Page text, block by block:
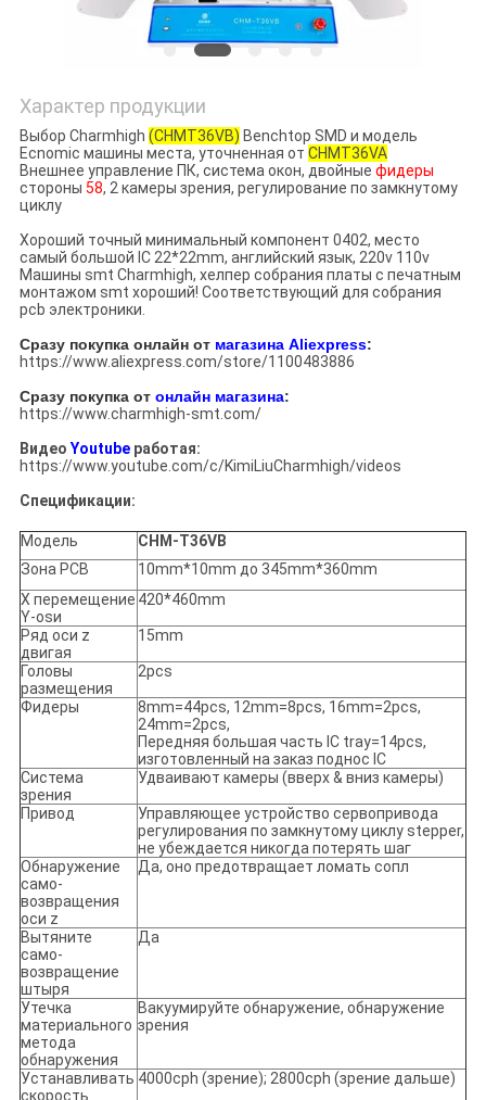
Характер продукции
Выбор Charmhigh (CHMT36VB) Benchtop SMD и модель
Ecnomic машины места, уточненная от CHMT36VA
Внешнее управление ПК, система окон, двойные фидеры
стороны 58, 2 камеры зрения, регулирование по замкнутому
циклу
Хороший точный минимальный компонент 0402, место
самый большой IC 22*22mm, английский язык, 220v 110v
Машины smt Charmhigh, хелпер собрания платы с печатным
монтажом smt хороший! Соответствующий для собрания
pcb электроники.
Сразу покупка онлайн от магазина Aliexpress:
https://www.aliexpress.com/store/1100483886
Сразу покупка от онлайн магазина:
https://www.charmhigh-smt.com/
Видео Youtubeработая:
https://www.youtube.com/c/KimiLiuCharmhigh/videos
Спецификации:
Модель
CHM-T36VB
Зона PCB
10mm*10mm до 345mm*360mm
X перемещение
Y-osи
420*460mm
Ряд оси z
двигая
15mm
Головы
размещения
2pcs
Фидеры
8mm=44pcs, 12mm=8pcs, 16mm=2pcs,
24mm=2pcs,
Передняя большая часть IC tray=14pcs,
изготовленный на заказ поднос IC
Система
зрения
Удваивают камеры (вверх & вниз камеры)
Привод
Управляющее устройство сервопривода
регулирования по замкнутому циклу stepper,
не убеждается никогда потерять шаг
Обнаружение
само-
возвращения
оси z
Да, оно предотвращает ломать сопл
Вытяните
само-
возвращение
штыря
Да
Утечка
материального
метода
обнаружения
Вакуумируйте обнаружение, обнаружение
зрения
Устанавливать
скорость
4000cph (зрение); 2800cph (зрение дальше)